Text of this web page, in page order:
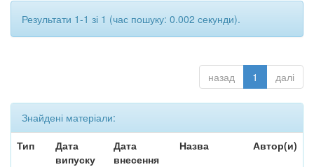
Результати 1-1 зі 1 (час пошуку: 0.002 секунди).
назад 1 далі
Знайдені матеріали:
Тип
Дата
випуску
Дата
внесення
Назва Автор(и)